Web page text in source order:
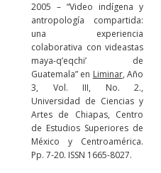
2005 – “Video indígena y
antropología compartida:
una experiencia
colaborativa con videastas
maya-q’eqchi’ de
Guatemala” en Liminar, Año
3, Vol. III, No. 2.,
Universidad de Ciencias y
Artes de Chiapas, Centro
de Estudios Superiores de
México y Centroamérica.
Pp. 7-20. ISSN 1665-8027.